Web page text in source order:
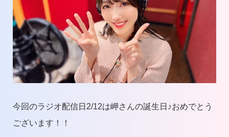
今回のラジオ配信日2/12は岬さんの誕生日♪おめでとう
ございます！！